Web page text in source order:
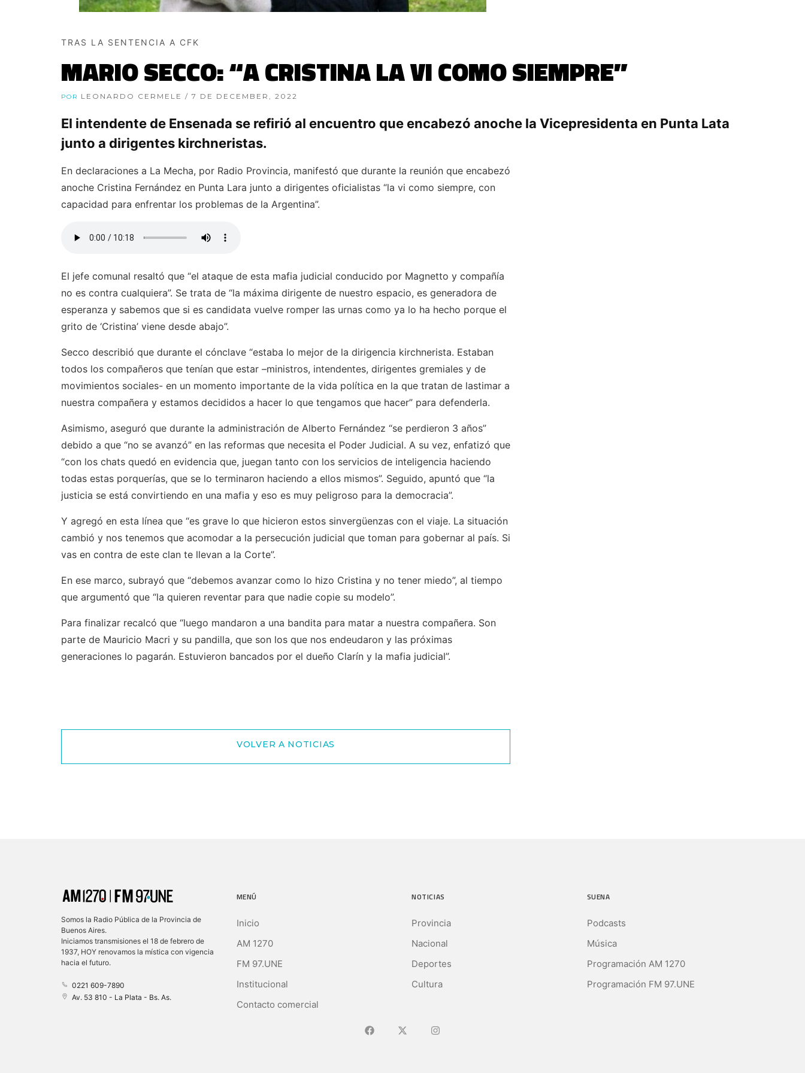
TRAS LA SENTENCIA A CFK
MARIO SECCO: “A CRISTINA LA VI COMO SIEMPRE”
POR LEONARDO CERMELE / 7 DE DECEMBER, 2022
El intendente de Ensenada se refirió al encuentro que encabezó anoche la Vicepresidenta en Punta Lata
junto a dirigentes kirchneristas.
En declaraciones a La Mecha, por Radio Provincia, manifestó que durante la reunión que encabezó
anoche Cristina Fernández en Punta Lara junto a dirigentes oficialistas “la vi como siempre, con
capacidad para enfrentar los problemas de la Argentina”.
El jefe comunal resaltó que “el ataque de esta mafia judicial conducido por Magnetto y compañía
no es contra cualquiera”. Se trata de “la máxima dirigente de nuestro espacio, es generadora de
esperanza y sabemos que si es candidata vuelve romper las urnas como ya lo ha hecho porque el
grito de ‘Cristina’ viene desde abajo”.
Secco describió que durante el cónclave “estaba lo mejor de la dirigencia kirchnerista. Estaban
todos los compañeros que tenían que estar –ministros, intendentes, dirigentes gremiales y de
movimientos sociales- en un momento importante de la vida política en la que tratan de lastimar a
nuestra compañera y estamos decididos a hacer lo que tengamos que hacer” para defenderla.
Asimismo, aseguró que durante la administración de Alberto Fernández “se perdieron 3 años”
debido a que “no se avanzó” en las reformas que necesita el Poder Judicial. A su vez, enfatizó que
“con los chats quedó en evidencia que, juegan tanto con los servicios de inteligencia haciendo
todas estas porquerías, que se lo terminaron haciendo a ellos mismos”. Seguido, apuntó que “la
justicia se está convirtiendo en una mafia y eso es muy peligroso para la democracia”.
Y agregó en esta línea que “es grave lo que hicieron estos sinvergüenzas con el viaje. La situación
cambió y nos tenemos que acomodar a la persecución judicial que toman para gobernar al país. Si
vas en contra de este clan te llevan a la Corte”.
En ese marco, subrayó que “debemos avanzar como lo hizo Cristina y no tener miedo”, al tiempo
que argumentó que “la quieren reventar para que nadie copie su modelo”.
Para finalizar recalcó que “luego mandaron a una bandita para matar a nuestra compañera. Son
parte de Mauricio Macri y su pandilla, que son los que nos endeudaron y las próximas
generaciones lo pagarán. Estuvieron bancados por el dueño Clarín y la mafia judicial”.
VOLVER A NOTICIAS
Somos la Radio Pública de la Provincia de
Buenos Aires.
Iniciamos transmisiones el 18 de febrero de
1937, HOY renovamos la mística con vigencia
hacia el futuro.
0221 609-7890
Av. 53 810 - La Plata - Bs. As.
MENÚ
Inicio
AM 1270
FM 97.UNE
Institucional
Contacto comercial
NOTICIAS
Provincia
Nacional
Deportes
Cultura
SUENA
Podcasts
Música
Programación AM 1270
Programación FM 97.UNE
Ir a FacebookIr a X (Ex-Twitter)
Ir a